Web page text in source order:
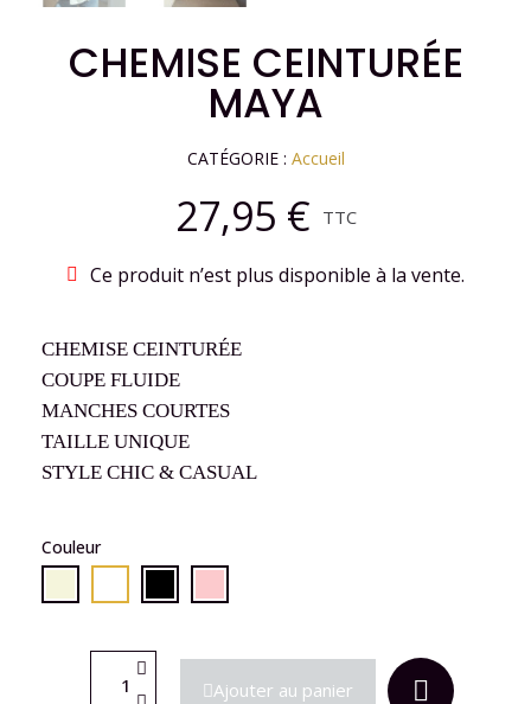
CHEMISE CEINTURÉE
MAYA
CATÉGORIE Accueil
27,95 € TTC
Ce produit n’est plus disponible à la vente.
CHEMISE CEINTURÉE
COUPE FLUIDE
MANCHES COURTES
TAILLE UNIQUE
STYLE CHIC & CASUAL
Couleur
Ajouter au panier